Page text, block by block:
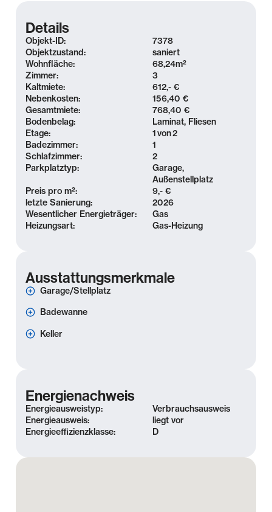
Details
Objekt-ID:
7378
Objektzustand:
saniert
Wohnfläche:
68,24m²
Zimmer:
3
Kaltmiete:
612,- €
Nebenkosten:
156,40 €
Gesamtmiete:
768,40 €
Bodenbelag:
Laminat, Fliesen
Etage:
1von2
Badezimmer:
1
Schlafzimmer:
2
Parkplatztyp:
Garage,
Außenstellplatz
Preis pro m²:
9,- €
letzte Sanierung:
2026
Wesentlicher Energieträger:
Gas
Heizungsart:
Gas-Heizung
Ausstattungsmerkmale
Garage/Stellplatz
Badewanne
Keller
Energienachweis
Energieausweistyp:
Verbrauchsausweis
Energieausweis:
liegt vor
Energieeffizienzklasse:
D